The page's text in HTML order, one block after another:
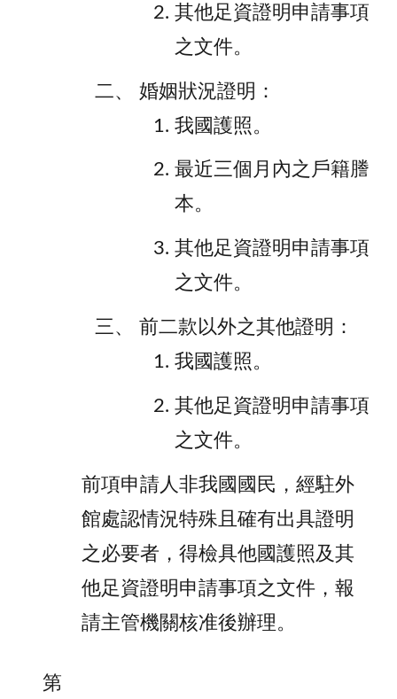
其他足資證明申請事項
之文件。
婚姻狀況證明：
我國護照。
最近三個月內之戶籍謄
本。
其他足資證明申請事項
之文件。
前二款以外之其他證明：
我國護照。
其他足資證明申請事項
之文件。
前項申請人非我國國民，經駐外
館處認情況特殊且確有出具證明
之必要者，得檢具他國護照及其
他足資證明申請事項之文件，報
請主管機關核准後辦理。
第